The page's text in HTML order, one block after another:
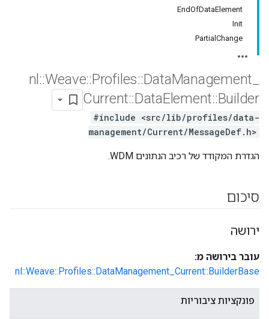
EndOfDataElement
Init
PartialChange
nl ::Weave::Profiles::DataManagement
Current::DataElement::Builder
#include <src/lib/profiles/data-
management/Current/MessageDef.h>
הגדרת המקודד של רכיב הנתונים WDM.
סיכום
ירושה
עובר בירושה מ:
nl::Weave::Profiles::DataManagement_Current::BuilderBase
פונקציות ציבוריות